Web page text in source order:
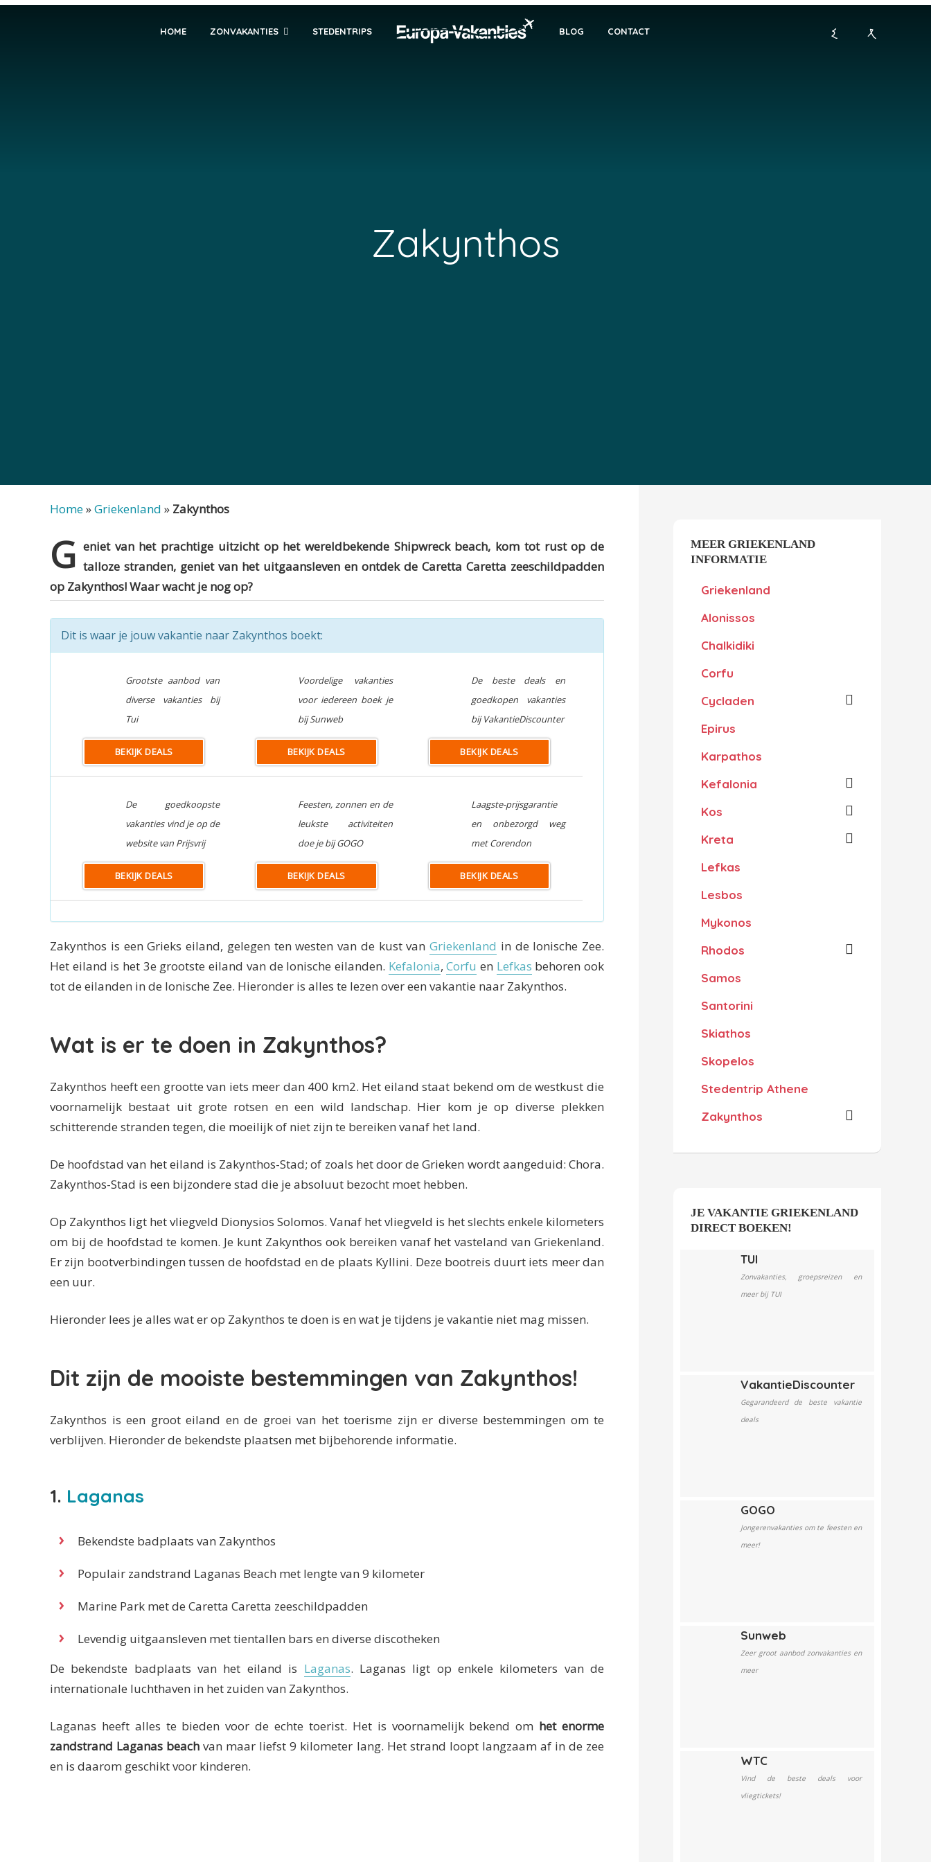
HOME ZONVAKANTIES STEDENTRIPS BLOG CONTACT
Zakynthos
Home»Griekenland » Zakynthos
G eniet van het prachtige uitzicht op het wereldbekende Shipwreck beach, kom tot rust op de
talloze stranden, geniet van het uitgaansleven en ontdek de Caretta Caretta zeeschildpadden
op Zakynthos! Waar wacht je nog op?
Dit is waar je jouw vakantie naar Zakynthos boekt:
Grootste aanbod van
diverse vakanties bij
Tui
BEKIJK DEALS
Voordelige vakanties
voor iedereen boek je
bij Sunweb
BEKIJK DEALS
De beste deals en
goedkopen vakanties
bij VakantieDiscounter
BEKIJK DEALS
De goedkoopste
vakanties vind je op de
website van Prijsvrij
BEKIJK DEALS
Feesten, zonnen en de
leukste activiteiten
doe je bij GOGO
BEKIJK DEALS
Laagste-prijsgarantie
en onbezorgd weg
met Corendon
BEKIJK DEALS
Zakynthos is een Grieks eiland, gelegen ten westen van de kust van Griekenland in de Ionische Zee.
Het eiland is het 3e grootste eiland van de Ionische eilanden. Kefalonia,Corfu en Lefkas behoren ook
tot de eilanden in de Ionische Zee. Hieronder is alles te lezen over een vakantie naar Zakynthos.
Wat is er te doen in Zakynthos?
Zakynthos heeft een grootte van iets meer dan 400 km2. Het eiland staat bekend om de westkust die
voornamelijk bestaat uit grote rotsen en een wild landschap. Hier kom je op diverse plekken
schitterende stranden tegen, die moeilijk of niet zijn te bereiken vanaf het land.
De hoofdstad van het eiland is Zakynthos-Stad; of zoals het door de Grieken wordt aangeduid: Chora.
Zakynthos-Stad is een bijzondere stad die je absoluut bezocht moet hebben.
Op Zakynthos ligt het vliegveld Dionysios Solomos. Vanaf het vliegveld is het slechts enkele kilometers
om bij de hoofdstad te komen. Je kunt Zakynthos ook bereiken vanaf het vasteland van Griekenland.
Er zijn bootverbindingen tussen de hoofdstad en de plaats Kyllini. Deze bootreis duurt iets meer dan
een uur.
Hieronder lees je alles wat er op Zakynthos te doen is en wat je tijdens je vakantie niet mag missen.
Dit zijn de mooiste bestemmingen van Zakynthos!
Zakynthos is een groot eiland en de groei van het toerisme zijn er diverse bestemmingen om te
verblijven. Hieronder de bekendste plaatsen met bijbehorende informatie.
1. Laganas
Bekendste badplaats van Zakynthos
Populair zandstrand Laganas Beach met lengte van 9 kilometer
Marine Park met de Caretta Caretta zeeschildpadden
Levendig uitgaansleven met tientallen bars en diverse discotheken
De bekendste badplaats van het eiland is Laganas. Laganas ligt op enkele kilometers van de
internationale luchthaven in het zuiden van Zakynthos.
Laganas heeft alles te bieden voor de echte toerist. Het is voornamelijk bekend om het enorme
zandstrand Laganas beach van maar liefst 9 kilometer lang. Het strand loopt langzaam af in de zee
en is daarom geschikt voor kinderen.
MEER GRIEKENLAND
INFORMATIE
Griekenland
Alonissos
Chalkidiki
Corfu
Cycladen
Epirus
Karpathos
Kefalonia
Kos
Kreta
Lefkas
Lesbos
Mykonos
Rhodos
Samos
Santorini
Skiathos
Skopelos
Stedentrip Athene
Zakynthos
JE VAKANTIE GRIEKENLAND
DIRECT BOEKEN!
TUI
Zonvakanties, groepsreizen en
meer bij TUI
VakantieDiscounter
Gegarandeerd de beste vakantie
deals
GOGO
Jongerenvakanties om te feesten en
meer!
Sunweb
Zeer groot aanbod zonvakanties en
meer
WTC
Vind de beste deals voor
vliegtickets!